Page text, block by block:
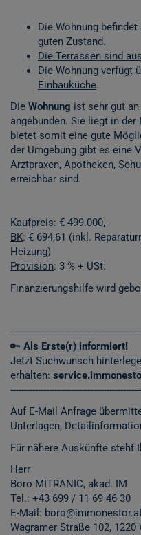
Die Wohnung
guten Zustand.
Die Terrassen sind
Die Wohnung verfügt
Einbauküche.
Die Wohnung ist sehr gut
angebunden. Sie liegt in
bietet somit eine gute
der Umgebung gibt es eine
Arztpraxen, Apotheken,
erreichbar sind.
Kaufpreis: € 499.000,-
BK: € 694,61 (inkl.
Heizung)
Provision: 3 % + USt.
Finanzierungshilfe wird
🔑 Als Erste(r) informiert!
Jetzt Suchwunsch
erhalten:
Auf E-Mail Anfrage
Unterlagen,
Für nähere Auskünfte steht
Herr
Boro MITRANIC, akad. IM
Tel.: +43 699 / 11 69 46 30
E-Mail:
Wagramer Straße 102, 1220